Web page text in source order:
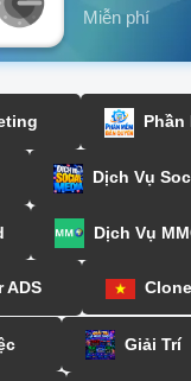
Miễn phí
Phần
Dịch Vụ
Dịch Vụ
ADS
Giải Trí